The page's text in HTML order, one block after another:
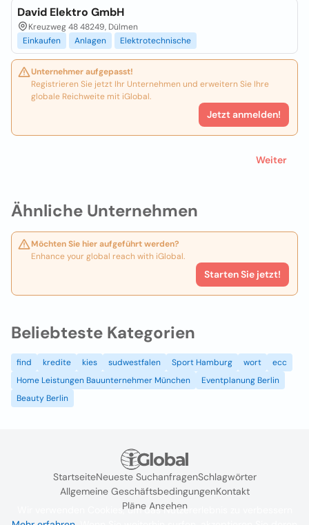
Ähnliche Unternehmen
Möchten Sie hier aufgeführt werden?
Enhance your global reach with iGlobal.
Starten Sie jetzt!
David Elektro GmbH
Kreuzweg 48 48249, Dülmen
Einkaufen
Anlagen Elektrotechnische
Unternehmer aufgepasst!
Registrieren Sie jetzt Ihr Unternehmen und erweitern Sie Ihre
globale Reichweite mit iGlobal.
Jetzt anmelden!
Weiter
Beliebteste Kategorien
find kredite kies sudwestfalen Sport Hamburg wort
ecc
Home Leistungen Bauunternehmer München
Eventplanung Berlin
Beauty Berlin
StartseiteNeueste SuchanfragenSchlagwörter
Allgemeine GeschäftsbedingungenKontakt
Pläne Ansehen
Wir verwenden Cookies, um das Nutzererlebnis zu verbessern